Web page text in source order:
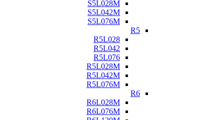
S5L028M
S5L042M
S5L076M
R5
R5L028
R5L042
R5L076
R5L028M
R5L042M
R5L076M
R6
R6L028M
R6L076M